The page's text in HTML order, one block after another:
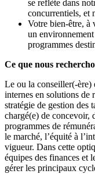
se reflète dans
concurrentiels, et
Votre bien-être, à
un
programmes
Ce que nous
Le ou la conseiller(-ère)
internes en solutions de
stratégie de gestion des
chargé(e) de concevoir,
programmes de
le marché, l’équité à
vigueur. Dans cette
équipes des finances et
gérer les principaux